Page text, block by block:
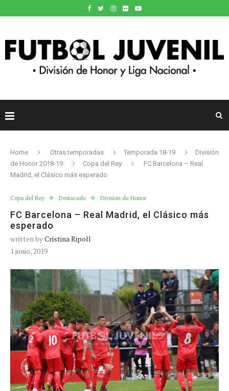
Home Otras temporadas Temporada 18-19
División
de Honor 2018-19
Copa del Rey
FC Barcelona – Real
Madrid, el Clásico más esperado
Copa del Rey Destacado Division de Honor
FC Barcelona – Real Madrid, el Clásico más
esperado
written byCristina Ripoll
1 junio, 2019